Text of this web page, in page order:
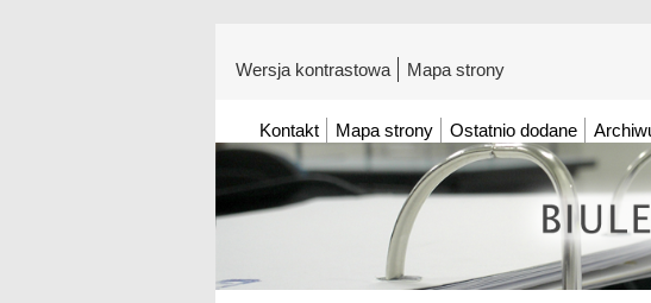
Wersja kontrastowa Mapa strony
Kontakt Mapa strony Ostatnio dodane